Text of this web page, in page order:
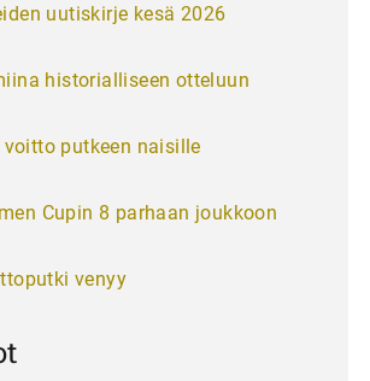
uutiskirje kesä 2026
historialliseen otteluun
voitto putkeen naisille
Cupin 8 parhaan joukkoon
venyy